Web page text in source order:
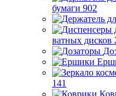
бумаги 902
ватных дисков
141